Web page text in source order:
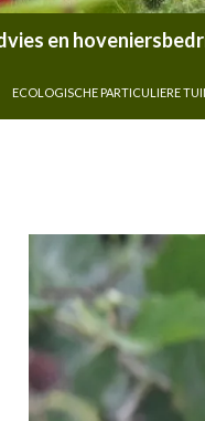
en
ECOLOGISCHE PARTICULIERE